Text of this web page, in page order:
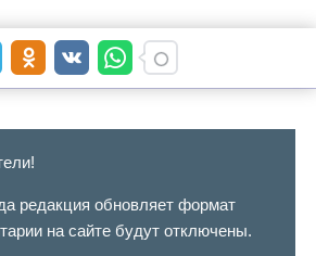
редакция обновляет формат
на сайте будут отключены.